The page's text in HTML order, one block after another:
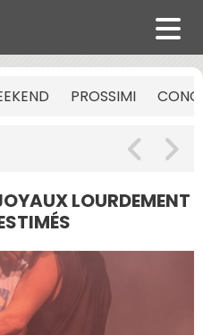
PROSSIMI
LOURDEMENT